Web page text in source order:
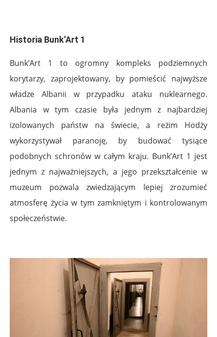
Historia Bunk’Art 1
Bunk’Art 1 to ogromny kompleks podziemnych
korytarzy, zaprojektowany, by pomieścić najwyższe
władze Albanii w przypadku ataku nuklearnego.
Albania w tym czasie była jednym z najbardziej
izolowanych państw na świecie, a reżim Hodży
wykorzystywał paranoję, by budować tysiące
podobnych schronów w całym kraju. Bunk’Art 1 jest
jednym z najważniejszych, a jego przekształcenie w
muzeum pozwala zwiedzającym lepiej zrozumieć
atmosferę życia w tym zamkniętym i kontrolowanym
społeczeństwie.